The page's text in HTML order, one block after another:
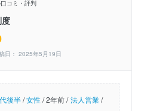
コミ・評判
日： 2025年5月19日
後半/女性/2年前 / 法人営業/